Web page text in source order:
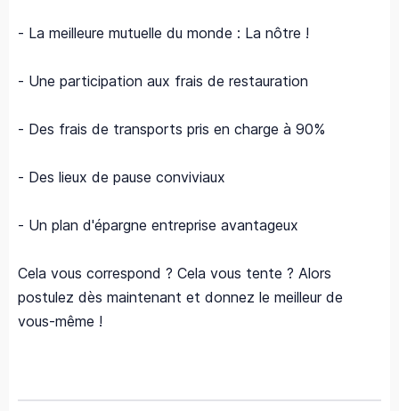
- La meilleure mutuelle du monde : La nôtre !
- Une participation aux frais de restauration
- Des frais de transports pris en charge à 90%
- Des lieux de pause conviviaux
- Un plan d'épargne entreprise avantageux
Cela vous correspond ? Cela vous tente ? Alors
postulez dès maintenant et donnez le meilleur de
vous-même !